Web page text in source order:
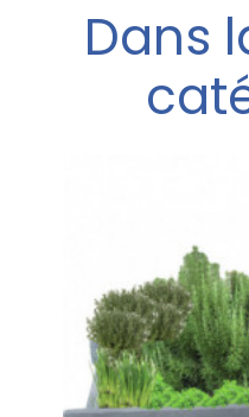
Dans